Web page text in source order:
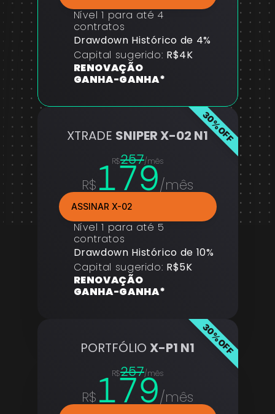
Nível 1 para até 4
contratos
Drawdown Histórico de 4%
Capital sugerido: R$4K
RENOVAÇÃO
GANHA-GANHA*
XTRADE SNIPER X-02 N1
R$257/mês
R$179/mês
ASSINAR X-02
Nível 1 para até 5
contratos
Drawdown Histórico de 10%
Capital sugerido: R$5K
RENOVAÇÃO
GANHA-GANHA*
30%OFF
PORTFÓLIO X-P1 N1
R$257/mês
R$179/mês
30%OFF